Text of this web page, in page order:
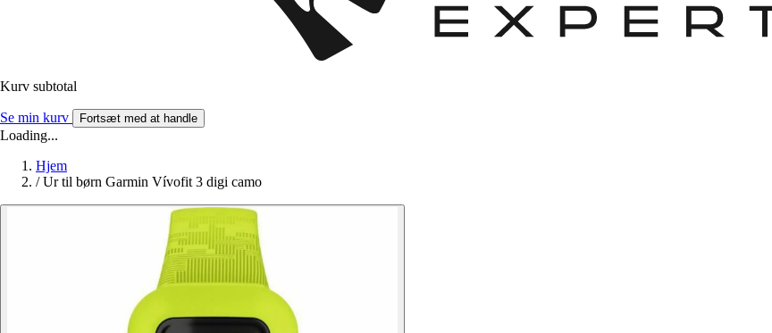
Kurv subtotal
Se min kurv Fortsæt med at handle
Loading...
Hjem
/ Ur til børn Garmin Vívofit 3 digi camo